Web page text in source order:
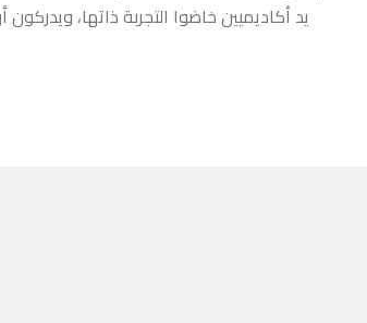
يد أكاديميين خاضوا التجربة ذاتها،